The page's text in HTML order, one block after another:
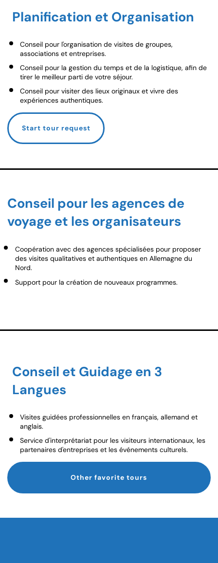
Planification et Organisation
Conseil pour l'organisation de visites de groupes,
associations et entreprises.
Conseil pour la gestion du temps et de la logistique, afin de
tirer le meilleur parti de votre séjour.
Conseil pour visiter des lieux originaux et vivre des
expériences authentiques.
Start tour request
Conseil pour les agences de
voyage et les organisateurs
Coopération avec des agences spécialisées pour proposer
des visites qualitatives et authentiques en Allemagne du
Nord.
Support pour la création de nouveaux programmes.
Conseil et Guidage en 3
Langues
Visites guidées professionnelles en français, allemand et
anglais.
Service d'interprétariat pour les visiteurs internationaux, les
partenaires d'entreprises et les événements culturels.
Other favorite tours